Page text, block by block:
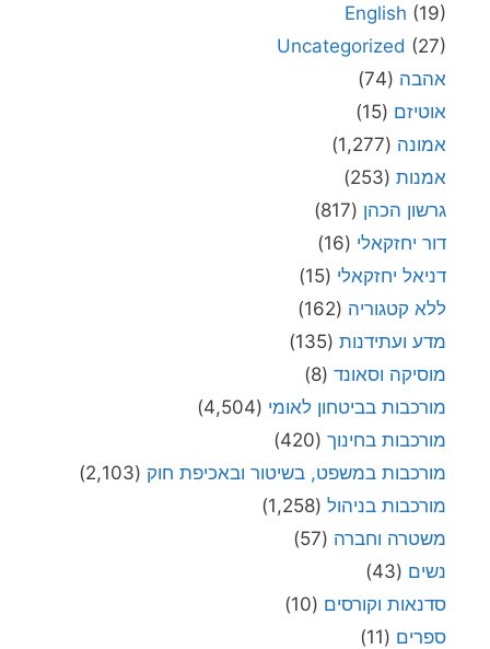
English (19)
Uncategorized (27)
אהבה (74)
אוטיזם (15)
אמונה (1,277)
אמנות (253)
גרשון הכהן (817)
דור יחזקאלי (16)
דניאל יחזקאלי (15)
ללא קטגוריה (162)
מדע ועתידנות (135)
מוסיקה וסאונד (8)
מורכבות בביטחון לאומי (4,504)
מורכבות בחינוך (420)
מורכבות במשפט, בשיטור ובאכיפת חוק (2,103)
מורכבות בניהול (1,258)
משטרה וחברה (57)
נשים (43)
סדנאות וקורסים (10)
ספרים (11)